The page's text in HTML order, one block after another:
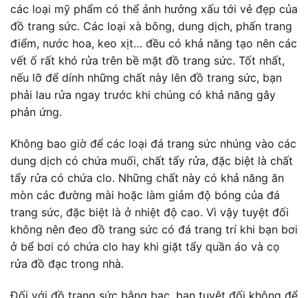
các loại mỹ phẩm có thể ảnh hưởng xấu tới vẻ đẹp của
đồ trang sức. Các loại xà bông, dung dịch, phấn trang
điểm, nước hoa, keo xịt… đều có khả năng tạo nên các
vết ố rất khó rửa trên bề mặt đồ trang sức. Tốt nhất,
nếu lỡ để dính những chất này lên đồ trang sức, bạn
phải lau rửa ngay trước khi chúng có khả năng gây
phản ứng.
Không bao giờ để các loại đá trang sức nhúng vào các
dung dịch có chứa muối, chất tẩy rửa, đặc biệt là chất
tẩy rửa có chứa clo. Những chất này có khả năng ăn
mòn các đường mài hoặc làm giảm độ bóng của đá
trang sức, đặc biệt là ở nhiệt độ cao. Vì vậy tuyệt đối
không nên đeo đồ trang sức có đá trang trí khi bạn bơi
ở bể bơi có chứa clo hay khi giặt tẩy quần áo và cọ
rửa đồ đạc trong nhà.
Đối với đồ trang sức bằng bạc, bạn tuyệt đối không để